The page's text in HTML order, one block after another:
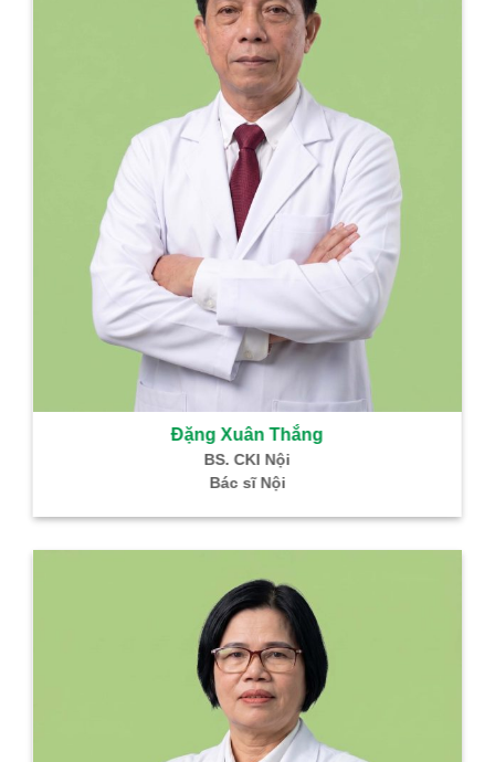
Đặng Xuân Thắng
BS. CKI Nội
Bác sĩ Nội